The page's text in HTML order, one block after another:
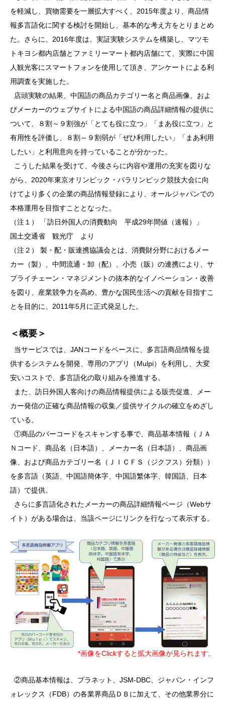
を軽減し、買物需要を一層拡大すべく、2015年度より、商品情
報多言語化に関する検討を開始し、基本的な考え方をとりまとめ
た。さらに、2016年度は、実証実験システムを構築し、マツモ
トキヨシ都内店舗とファミリーマート都内店舗にて、実際に中国
人観光客にスマートフォンを使用して頂き、アンケートによる利
用調査を実施した。
店頭実験の結果、中国語の商品カテゴリー名と商品画像、およ
びメーカーのウェブサイトによる中国語の商品詳細情報の提供に
ついて、８割～９割強が「とても役に立つ」「まあ役に立つ」と
有用性を評価し、８割～９割弱が「ぜひ利用したい」「まあ利用
したい」と利用意向を持っていることが分かった。
こうした結果を受けて、今後さらに内容や運用の充実を図りな
がら、2020年東京オリンピック・パラリンピック競技大会に向
けてより多くの企業の商品情報登録により、オールジャパンでの
本格運用を目指すこととなった。
（注１） 「訪日外国人の消費動向 平成29年間値（速報）」
国土交通省 観光庁 より
（注２） 製・配・販連携協議会とは、消費財分野におけるメー
カー（製）、中間流通・卸（配）、小売（販）の連携により、サ
プライチェーン・マネジメントの抜本的なイノベーション・改善
を図り、産業競争力を高め、豊かな国民生活への貢献を目指すこ
とを目的に、2011年5月に正式発足した。
＜概要＞
当サービスでは、JANコードをベースに、多言語商品情報を提
供するシステムを開発、専用のアプリ（Mulpi）を利用し、大変
安いコストで、多言語化の取り組みを推進する。
また、訪日外国人客向けの商品情報提供による販売促進、メー
カー発信の正確な商品情報の収集／提供サイクルの確立をめざし
ている。
①商品のバーコードをスキャンする事で、商品基本情報（ＪＡ
Ｎコード、商品名（日本語）、メーカー名（日本語）、商品画
像、および商品カテゴリー名（ＪＩＣＦＳ（ジクフス）分類））
を多言語（英語、中国語簡体字、中国語繁体字、韓国語、日本
語）で提供。
さらに多言語化されたメーカーの商品詳細情報ページ（Webサ
イト）がある場合は、当該ページにリンクを行なって表示する。
*画像をClickすると拡大画像が見られます。
②商品基本情報は、プラネット、JSM-DBC、ジャパン・インフ
ォレックス（FDB）の各業界商品ＤＢに加えて、その他業界分に